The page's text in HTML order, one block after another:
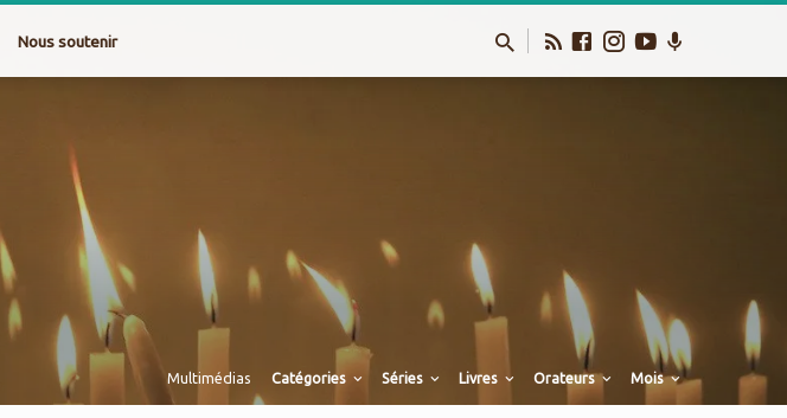
Nous soutenir
Multimédias Catégories Séries Livres Orateurs Mois